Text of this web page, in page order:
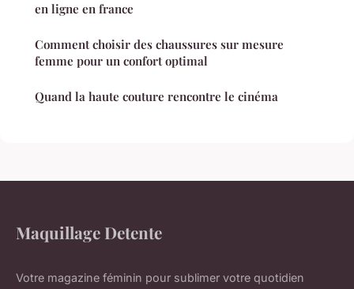
en ligne en france
Comment choisir des chaussures sur mesure
femme pour un confort optimal
Quand la haute couture rencontre le cinéma
Maquillage Detente
Votre magazine féminin pour sublimer votre quotidien